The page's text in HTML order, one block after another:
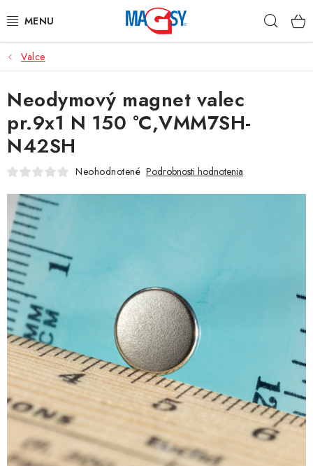
na
HLAVNÉ KATEGÓRIE
MAGNETICKÉ POMÔCKY
PRIEMYSELNÉ MAGNETY
OSTATNÉ MAGNETY
NEREZOVÉ MATERIÁLY
O nás
Kontakt
Odstúpenie od zmluvy
Valce
Neodymový magnet valec
pr.9x1 N 150 °C,VMM7SH-
N42SH
Neohodnotené Podrobnosti hodnotenia